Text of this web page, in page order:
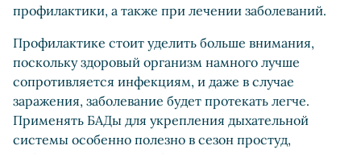
профилактики, а также при лечении заболеваний.
Профилактике стоит уделить больше внимания,
поскольку здоровый организм намного лучше
сопротивляется инфекциям, и даже в случае
заражения, заболевание будет протекать легче.
Применять БАДы для укрепления дыхательной
системы особенно полезно в сезон простуд,